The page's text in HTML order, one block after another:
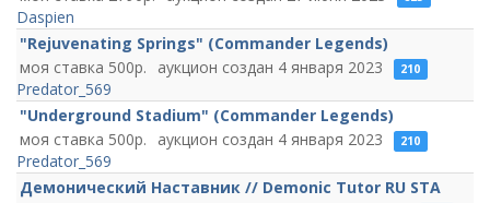
Daspien
"Rejuvenating Springs" (Commander Legends)
500
4 января 2023 210
Predator_569
"Underground Stadium" (Commander Legends)
500
4 января 2023 210
Predator_569
Демонический Наставник // Demonic Tutor RU STA